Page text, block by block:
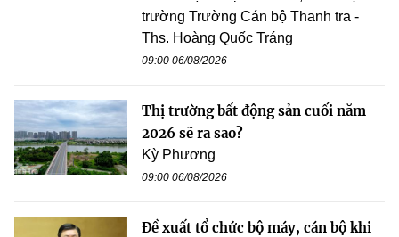
trường Trường Cán bộ Thanh tra -
Ths. Hoàng Quốc Tráng
09:00 06/08/2026
Thị trường bất động sản cuối năm
2026 sẽ ra sao?
Kỳ Phương
09:00 06/08/2026
Đề xuất tổ chức bộ máy, cán bộ khi